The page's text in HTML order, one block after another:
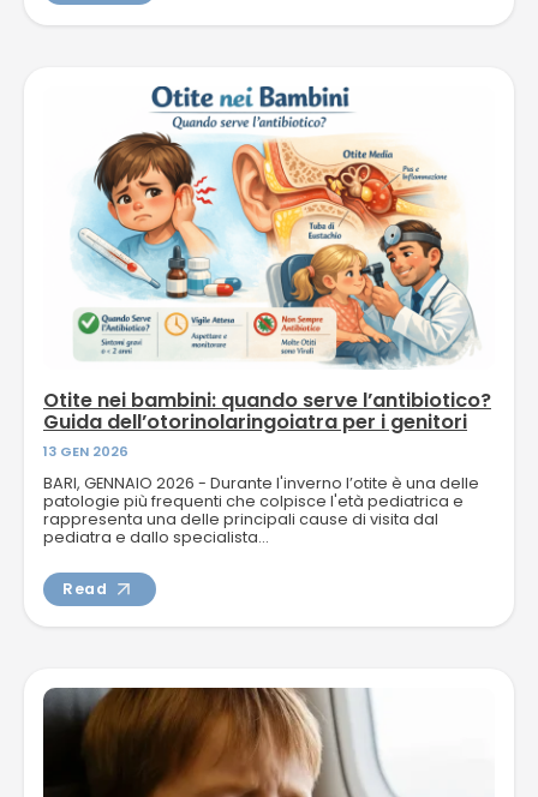
Otite nei bambini: quando serve l’antibiotico?
Guida dell’otorinolaringoiatra per i genitori
13 GEN 2026
BARI, GENNAIO 2026 - Durante l'inverno l’otite è una delle
patologie più frequenti che colpisce l'età pediatrica e
rappresenta una delle principali cause di visita dal
pediatra e dallo specialista...
Read